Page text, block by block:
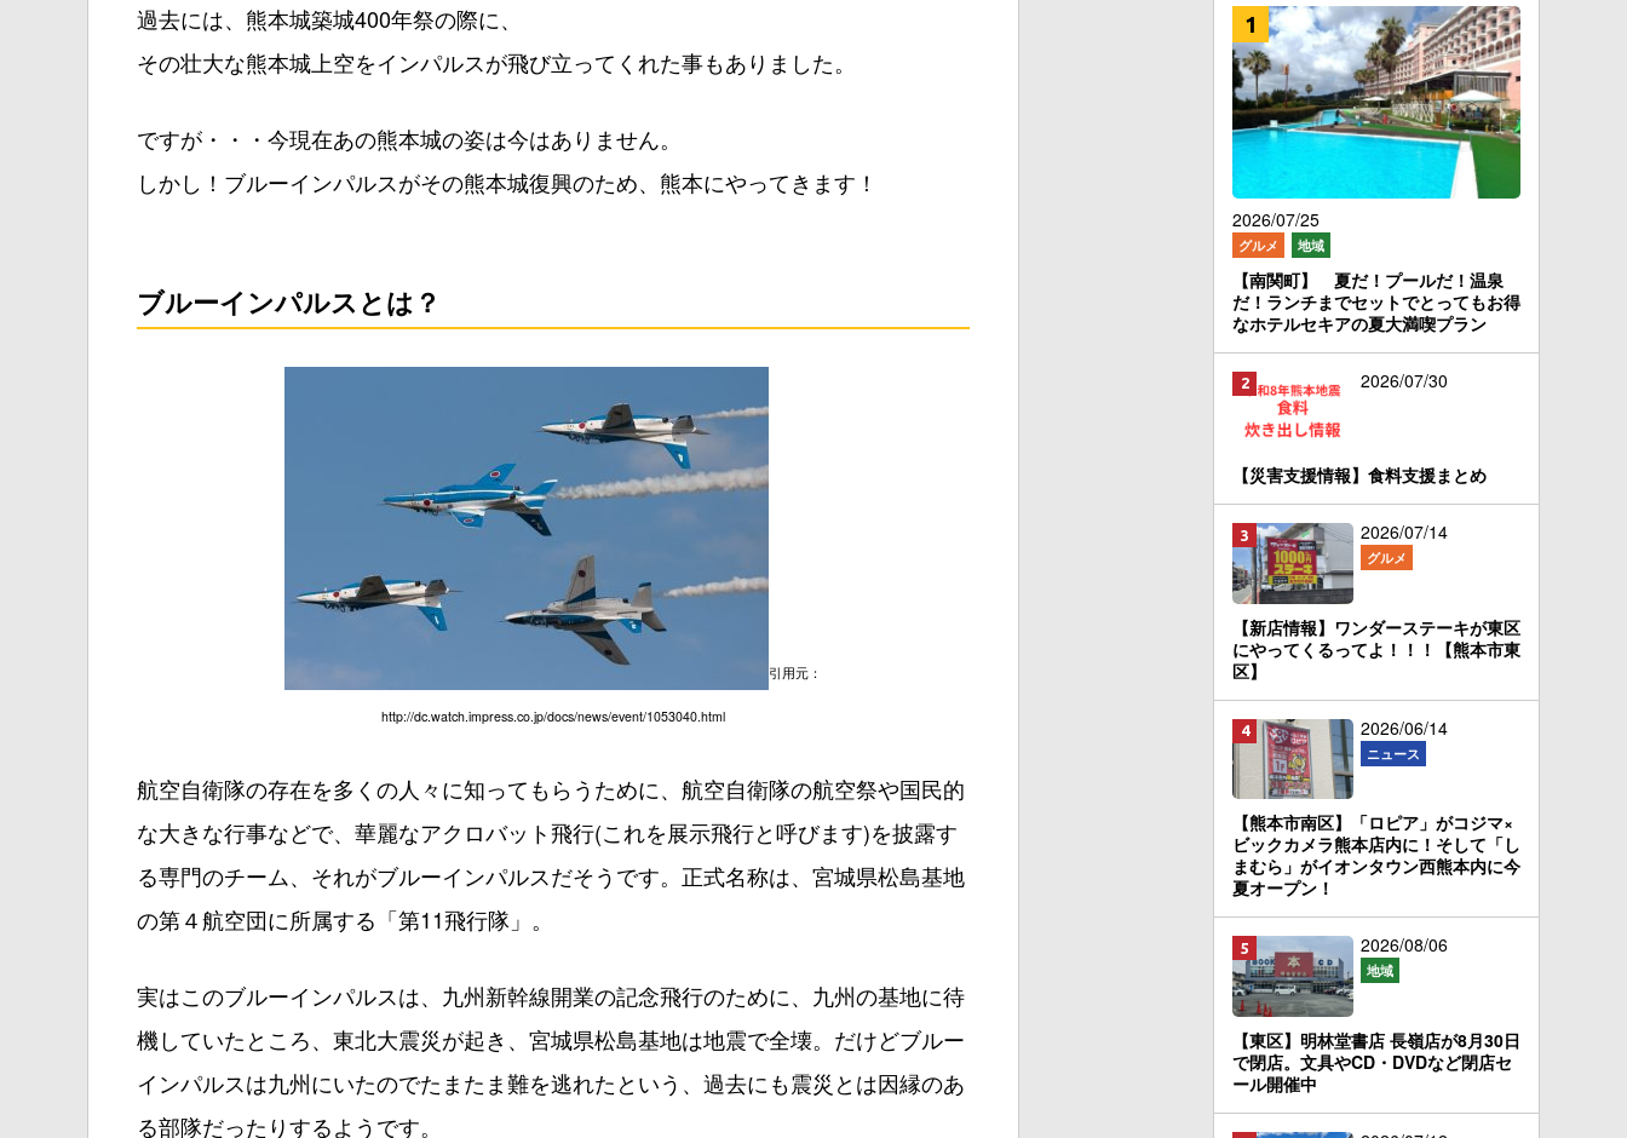
過去には、熊本城築城400年祭の際に、
その壮大な熊本城上空をインパルスが飛び立ってくれた事もありました。
ですが・・・今現在あの熊本城の姿は今はありません。
しかし！ブルーインパルスがその熊本城復興のため、熊本にやってきます！
ブルーインパルスとは？
引用元：
http://dc.watch.impress.co.jp/docs/news/event/1053040.html
航空自衛隊の存在を多くの人々に知ってもらうために、航空自衛隊の航空祭や国民的
な大きな行事などで、華麗なアクロバット飛行(これを展示飛行と呼びます)を披露す
る専門のチーム、それがブルーインパルスだそうです。正式名称は、宮城県松島基地
の第４航空団に所属する「第11飛行隊」。
実はこのブルーインパルスは、九州新幹線開業の記念飛行のために、九州の基地に待
機していたところ、東北大震災が起き、宮城県松島基地は地震で全壊。だけどブルー
インパルスは九州にいたのでたまたま難を逃れたという、過去にも震災とは因縁のあ
る部隊だったりするようです。
2026/07/25
グルメ 地域
【南関町】 夏だ！プールだ！温泉
だ！ランチまでセットでとってもお得
なホテルセキアの夏大満喫プラン
2026/07/30
【災害支援情報】食料支援まとめ
2026/07/14
グルメ
【新店情報】ワンダーステーキが東区
にやってくるってよ！！！【熊本市東
区】
2026/06/14
ニュース
【熊本市南区】「ロピア」がコジマ×
ビックカメラ熊本店内に！そして「し
まむら」がイオンタウン西熊本内に今
夏オープン！
2026/08/06
地域
【東区】明林堂書店 長嶺店が8月30日
で閉店。文具やCD・DVDなど閉店セ
ール開催中